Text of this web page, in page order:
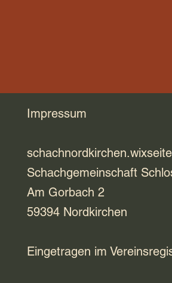
Impressum
Schachgemeinschaft
Am Gorbach 2
59394 Nordkirchen
Eingetragen im